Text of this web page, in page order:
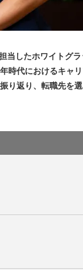
したホワイトグ
時代におけるキャ
り返り、転職先を